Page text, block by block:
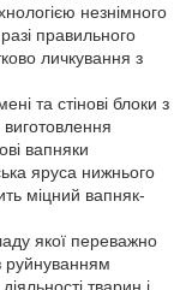
незнімного
правильного
личкування з
та стінові блоки з
виготовлення
вапняки
яруса нижнього
міцний вапняк-
якої переважно
руйнуванням